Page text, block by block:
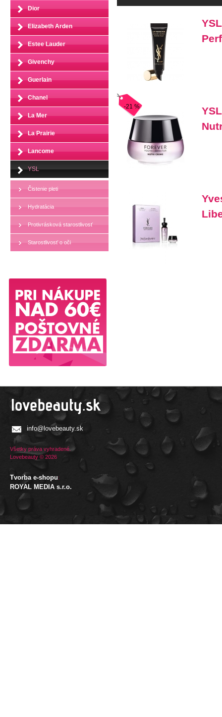
Dior
Elizabeth Arden
Estee Lauder
Givenchy
Guerlain
Chanel
La Mer
La Prairie
Lancome
YSL
Čistenie pleti
Hydratácia
Protivrásková starostlivosť
Starostlivosť o oči
-21 %
info@lovebeauty.sk
Všetky práva vyhradené.
Lovebeauty © 2026
Tvorba e-shopu:
ROYAL MEDIA s.r.o.